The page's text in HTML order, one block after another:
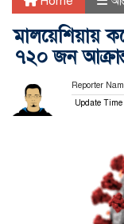
মালয়েশিয়ায়
৭২০ জন
Reporter
Update